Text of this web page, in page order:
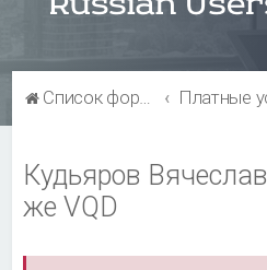
Список форумов Платные
Кудьяров
же VQD